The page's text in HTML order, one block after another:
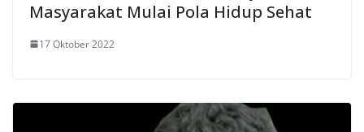
Masyarakat Mulai Pola Hidup Sehat
17 Oktober 2022